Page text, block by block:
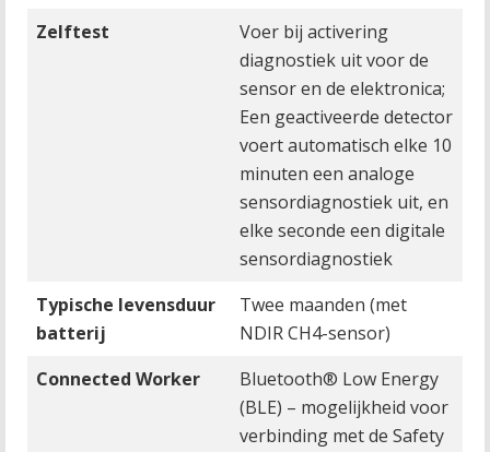
Zelftest
Voer bij activering
diagnostiek uit voor de
sensor en de elektronica;
Een geactiveerde detector
voert automatisch elke 10
minuten een analoge
sensordiagnostiek uit, en
elke seconde een digitale
sensordiagnostiek
Typische levensduur
batterij
Twee maanden (met
NDIR CH4-sensor)
Connected Worker
Bluetooth® Low Energy
(BLE) – mogelijkheid voor
verbinding met de Safety